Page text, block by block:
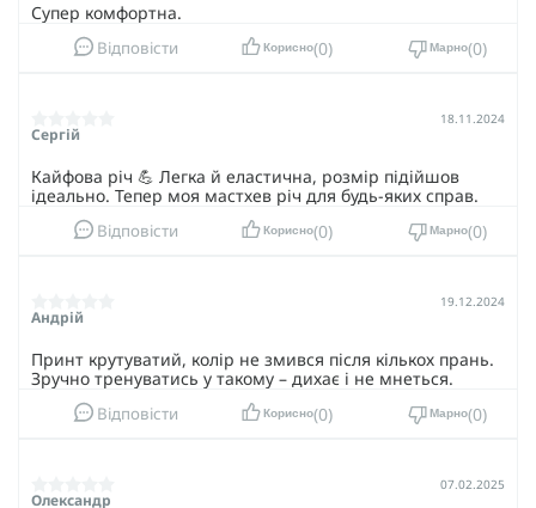
Супер комфортна.
Відповісти Корисно 0 Марно 0
Сергій
18.11.2024
Кайфова річ 💪 Легка й еластична, розмір підійшов
ідеально. Тепер моя мастхев річ для будь-яких справ.
Відповісти Корисно 0 Марно 0
Андрій
19.12.2024
Принт крутуватий, колір не змився після кількох прань.
Зручно тренуватись у такому – дихає і не мнеться.
Відповісти Корисно 0 Марно 0
Олександр
07.02.2025